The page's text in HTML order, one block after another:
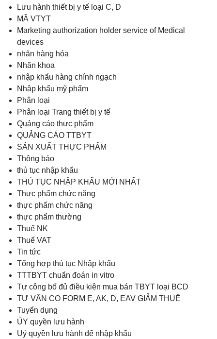
Lưu hành thiết bị y tế loại C, D
MÃ VTYT
Marketing authorization holder service of Medical
devices
nhãn hàng hóa
Nhãn khoa
nhập khẩu hàng chính ngạch
Nhập khẩu mỹ phẩm
Phân loại
Phân loại Trang thiết bị y tế
Quảng cáo thực phẩm
QUẢNG CÁO TTBYT
SẢN XUẤT THỰC PHẨM
Thông báo
thủ tục nhập khẩu
THỦ TỤC NHẬP KHẨU MỚI NHẤT
Thực phẩm chức năng
thực phẩm chức năng
thực phẩm thường
Thuế NK
Thuế VAT
Tin tức
Tổng hợp thủ tục Nhập khẩu
TTTBYT chuẩn đoán in vitro
Tự công bố đủ điều kiện mua bán TBYT loại BCD
TƯ VẤN CO FORM E, AK, D, EAV GIẢM THUẾ
Tuyển dụng
ỦY quyền lưu hành
Uỷ quyền lưu hành để nhập khẩu